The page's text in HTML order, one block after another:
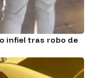
infiel tras robo de